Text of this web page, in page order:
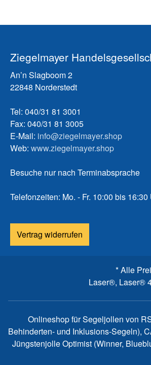
Ziegelmayer
An’n Slagboom 2
22848 Norderstedt
Tel: 040/31 81 3001
Fax: 040/31 81 3005
E-Mail: info@ziegelmayer.shop
Web: www.ziegelmayer.shop
Besuche nur nach Terminabsprache
Telefonzeiten: Mo. - Fr. 10:00 bis 16:30
Vertrag widerrufen
* Alle
Laser®, Laser®
Onlineshop für Segeljollen von
Behinderten- und Inklusions-Segeln),
Jüngstenjolle Optimist (Winner,